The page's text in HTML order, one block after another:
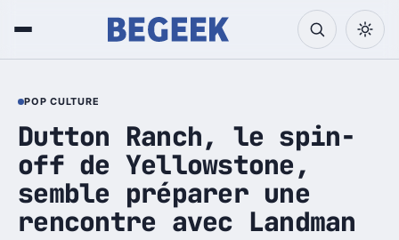
POP CULTURE
Dutton Ranch, le spin-
off de Yellowstone,
semble préparer une
rencontre avec Landman